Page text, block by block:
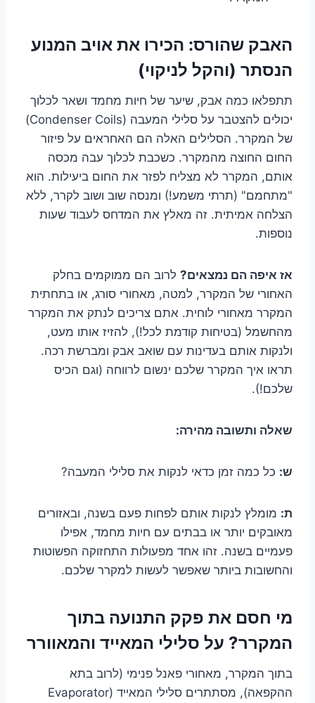
האבק שהורס: הכירו את אויב המנוע
הנסתר (והקל לניקוי)
תתפלאו כמה אבק, שיער של חיות מחמד ושאר לכלוך
יכולים להצטבר על סלילי המעבה (Condenser Coils)
של המקרר. הסלילים האלה הם האחראים על פיזור
החום החוצה מהמקרר. כשכבת לכלוך עבה מכסה
אותם, המקרר לא מצליח לפזר את החום ביעילות. הוא
"מתחמם" (תרתי משמע!) ומנסה שוב ושוב לקרר, ללא
הצלחה אמיתית. זה מאלץ את המדחס לעבוד שעות
נוספות.
אז איפה הם נמצאים? לרוב הם ממוקמים בחלק
האחורי של המקרר, למטה, מאחורי סורג, או בתחתית
המקרר מאחורי לוחית. אתם צריכים לנתק את המקרר
מהחשמל (בטיחות קודמת לכל!), להזיז אותו מעט,
ולנקות אותם בעדינות עם שואב אבק ומברשת רכה.
תראו איך המקרר שלכם ינשום לרווחה (וגם הכיס
שלכם!).
שאלה ותשובה מהירה:
ש: כל כמה זמן כדאי לנקות את סלילי המעבה?
ת: מומלץ לנקות אותם לפחות פעם בשנה, ובאזורים
מאובקים יותר או בבתים עם חיות מחמד, אפילו
פעמיים בשנה. זהו אחד מפעולות התחזוקה הפשוטות
והחשובות ביותר שאפשר לעשות למקרר שלכם.
מי חסם את פקק התנועה בתוך
המקרר? על סלילי המאייד והמאוורר
בתוך המקרר, מאחורי פאנל פנימי (לרוב בתא
ההקפאה), מסתתרים סלילי המאייד (Evaporator